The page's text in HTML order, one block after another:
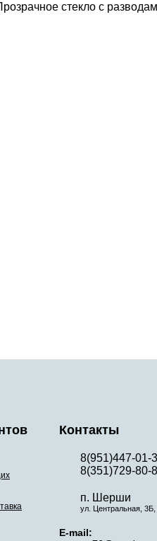
стекло с
Контакты
8(951)447-01-
8(351)729-80-
п. Шерши
ул. Центральная, 3Б,
E-mail: